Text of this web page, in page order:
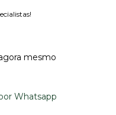
mesmo
Whatsapp